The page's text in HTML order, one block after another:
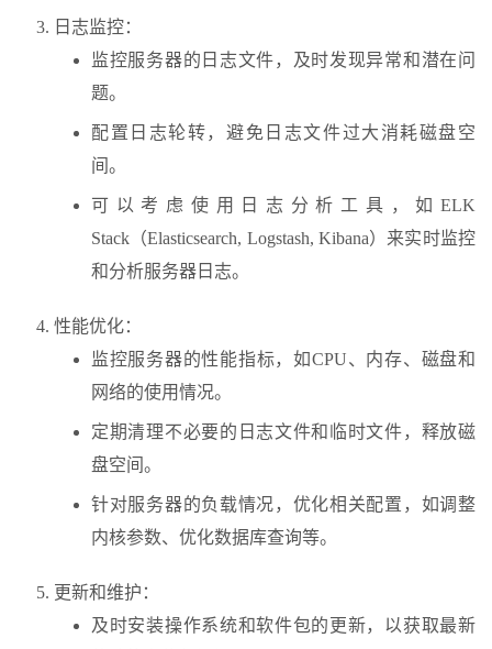
日志监控：
监控服务器的日志文件，及时发现异常和潜在问
题。
配置日志轮转，避免日志文件过大消耗磁盘空
间。
可以考虑使用日志分析工具，如ELK
Stack（Elasticsearch, Logstash, Kibana）来实时监控
和分析服务器日志。
性能优化：
监控服务器的性能指标，如CPU、内存、磁盘和
网络的使用情况。
定期清理不必要的日志文件和临时文件，释放磁
盘空间。
针对服务器的负载情况，优化相关配置，如调整
内核参数、优化数据库查询等。
更新和维护：
及时安装操作系统和软件包的更新，以获取最新